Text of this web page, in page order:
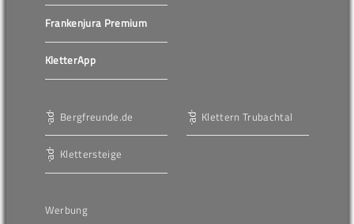
Frankenjura Premium
KletterApp
Bergfreunde.de
Klettersteige
Klettern Trubachtal
Werbung